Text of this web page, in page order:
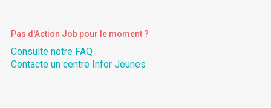
Pas d'Action Job pour le moment ?
Consulte notre FAQ
Contacte un centre Infor Jeunes